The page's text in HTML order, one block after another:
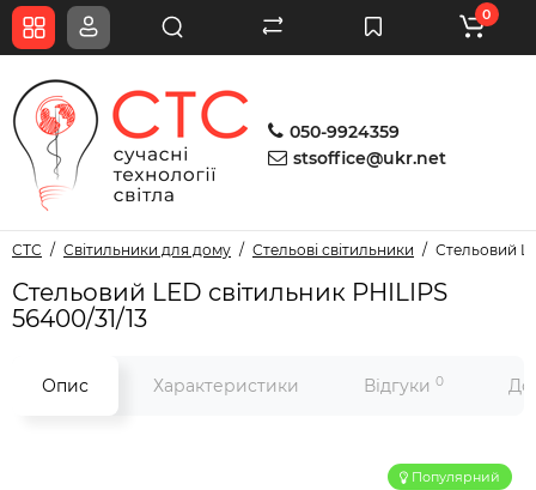
050-9924359
stsoffice@ukr.net
0
СТС Світильники для дому Стельові світильники Стельовий
Стельовий LED світильник PHILIPS
56400/31/13
Опис Характеристики Відгуки 0
Популярний